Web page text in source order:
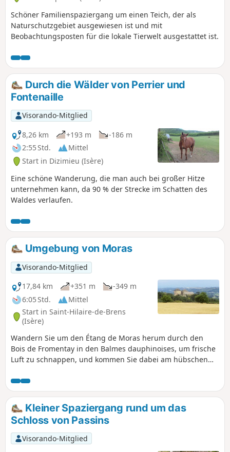
Schöner Familienspaziergang um einen Teich, der als
Naturschutzgebiet ausgewiesen ist und mit
Beobachtungsposten für die lokale Tierwelt ausgestattet ist.
Durch die Wälder von Perrier und
Fontenaille
Visorando-Mitglied
8,26 km
+193 m
-186 m
2:55 Std.
Mittel
Start in Dizimieu (Isère)
Eine schöne Wanderung, die man auch bei großer Hitze
unternehmen kann, da 90 % der Strecke im Schatten des
Waldes verlaufen.
Umgebung von Moras
Visorando-Mitglied
17,84 km
+351 m
-349 m
6:05 Std.
Mittel
Start in Saint-Hilaire-de-Brens
(Isère)
Wandern Sie um den Étang de Moras herum durch den
Bois de Fromentay in den Balmes dauphinoises, um frische
Luft zu schnappen, und kommen Sie dabei am hübschen
Kleiner Spaziergang rund um das
Schloss von Passins
Visorando-Mitglied